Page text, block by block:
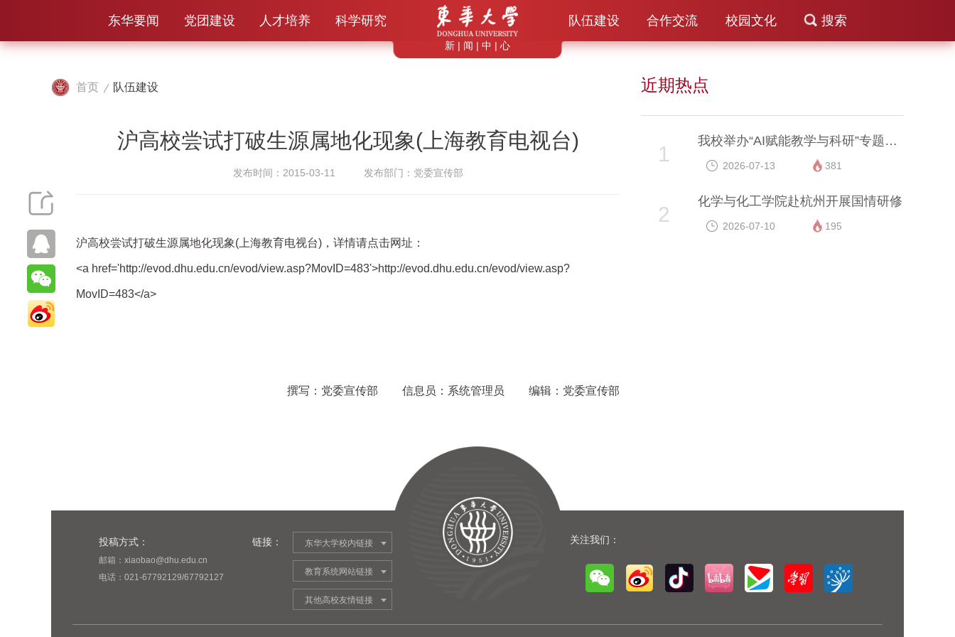
队伍建设 合作交流 校园文化 搜索
东华要闻 党团建设 人才培养 科学研究
新 | 闻 | 中 | 心
近期热点
首页 队伍建设
沪高校尝试打破生源属地化现象(上海教育电视台)
发布时间：2015-03-11 发布部门：党委宣传部
沪高校尝试打破生源属地化现象(上海教育电视台)，详情请点击网址：
<a href='http://evod.dhu.edu.cn/evod/view.asp?MovID=483'>http://evod.dhu.edu.cn/evod/view.asp?
MovID=483</a>
撰写：党委宣传部 信息员：系统管理员 编辑：党委宣传部
东华大学校内链接
教育系统网站链接
其他高校友情链接
链接：
投稿方式：
邮箱：xiaobao@dhu.edu.cn
电话：021-67792129/67792127
关注我们：